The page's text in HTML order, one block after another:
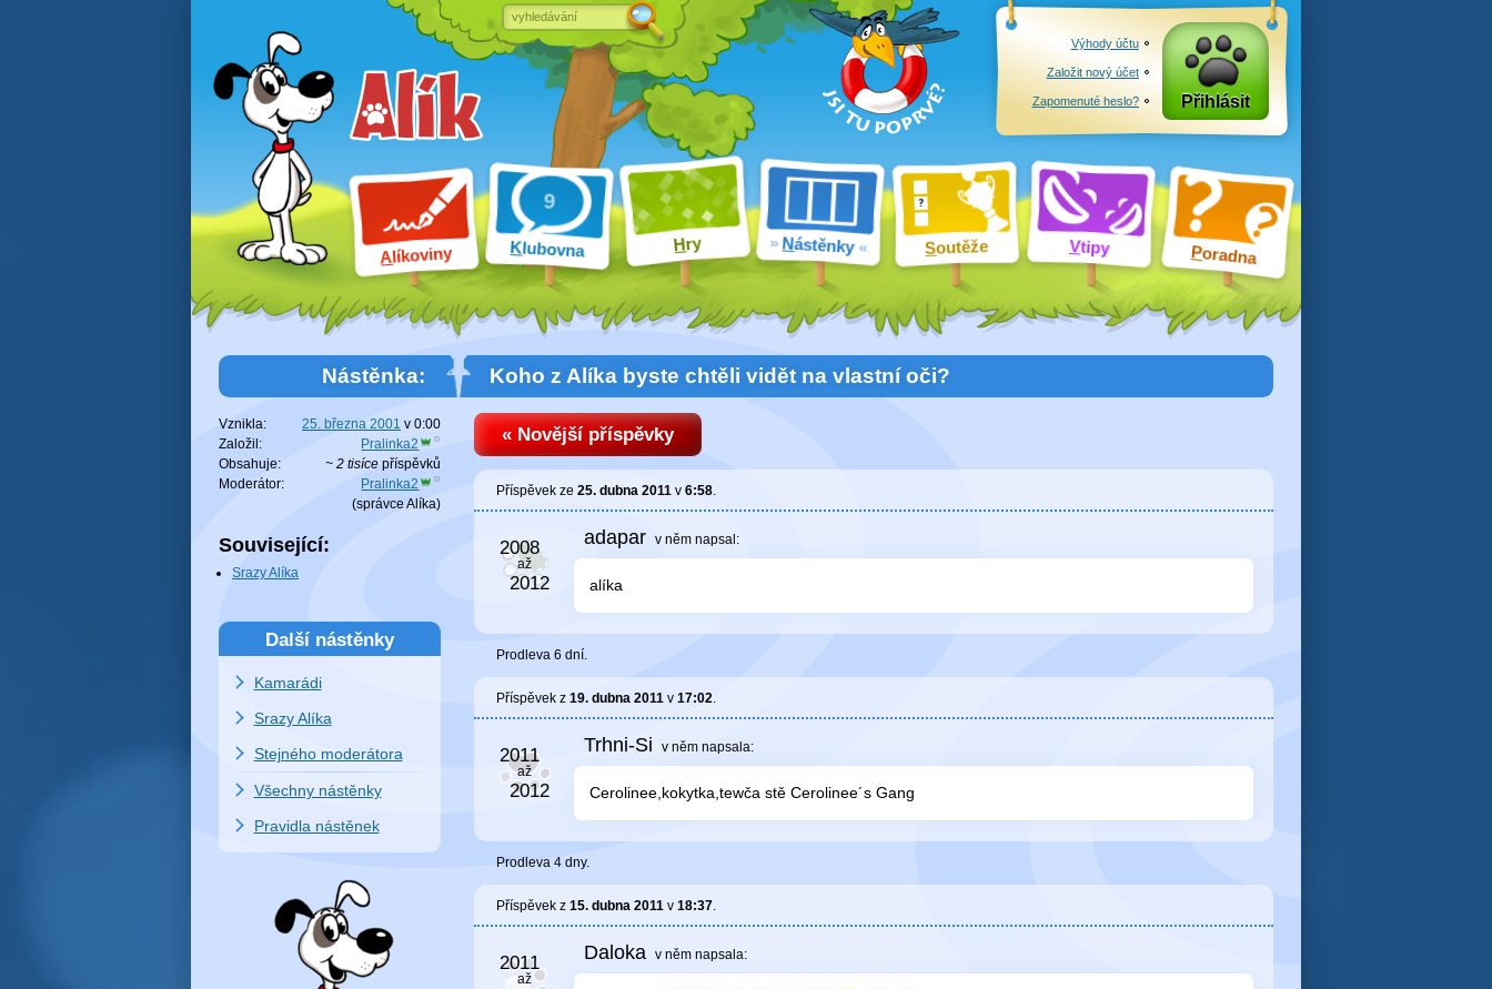
Alíkoviny Klubovna Hry Nástěnky Soutěže Vtipy Poradna
Výhody účtu
Založit nový účet
Zapomenuté heslo? Přihlásit
Koho z Alíka byste chtěli vidět na vlastní oči?
« Novější příspěvky
Příspěvek ze 25. dubna 2011 v 6:58.
adapar v něm napsal:
alíka
Prodleva 6 dní.
Příspěvek z 19. dubna 2011 v 17:02.
Trhni-Si v něm napsala:
Cerolinee,kokytka,tewča stě Cerolinee´s Gang
Prodleva 4 dny.
Příspěvek z 15. dubna 2011 v 18:37.
Daloka v něm napsala:
Nástěnka:
Vznikla: 25. března 2001 v 0:00
Založil:
Pralinka2
Obsahuje:
~ 2 tisíce příspěvků
Moderátor:
Pralinka2
(správce Alíka)
Související:
Srazy Alíka
Další nástěnky
Kamarádi
Srazy Alíka
Stejného moderátora
Všechny nástěnky
Pravidla nástěnek